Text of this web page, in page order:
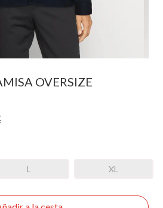
OVERSIZE
L XL